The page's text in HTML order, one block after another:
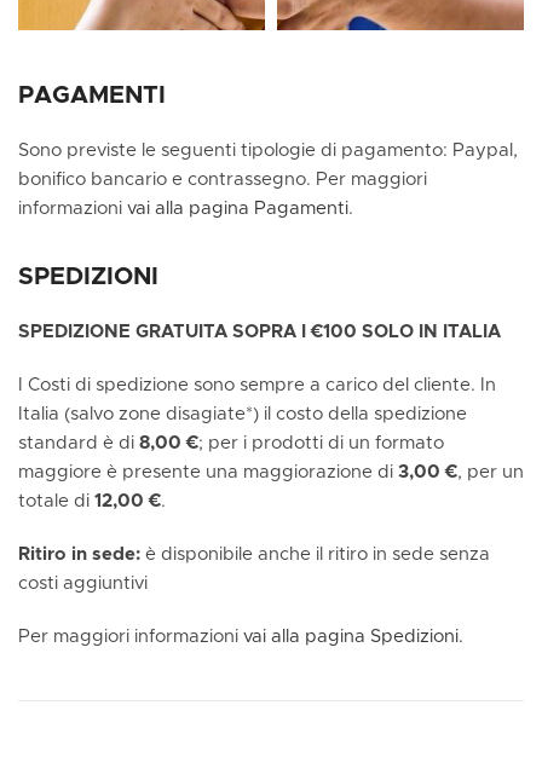
PAGAMENTI
Sono previste le seguenti tipologie di pagamento: Paypal,
bonifico bancario e contrassegno. Per maggiori
informazioni vai alla pagina Pagamenti.
SPEDIZIONI
SPEDIZIONE GRATUITA SOPRA I €100 SOLO IN ITALIA
I Costi di spedizione sono sempre a carico del cliente. In
Italia (salvo zone disagiate*) il costo della spedizione
standard è di 8,00 €; per i prodotti di un formato
maggiore è presente una maggiorazione di 3,00 €, per un
totale di 12,00 €.
Ritiro in sede: è disponibile anche il ritiro in sede senza
costi aggiuntivi
Per maggiori informazioni vai alla pagina Spedizioni.